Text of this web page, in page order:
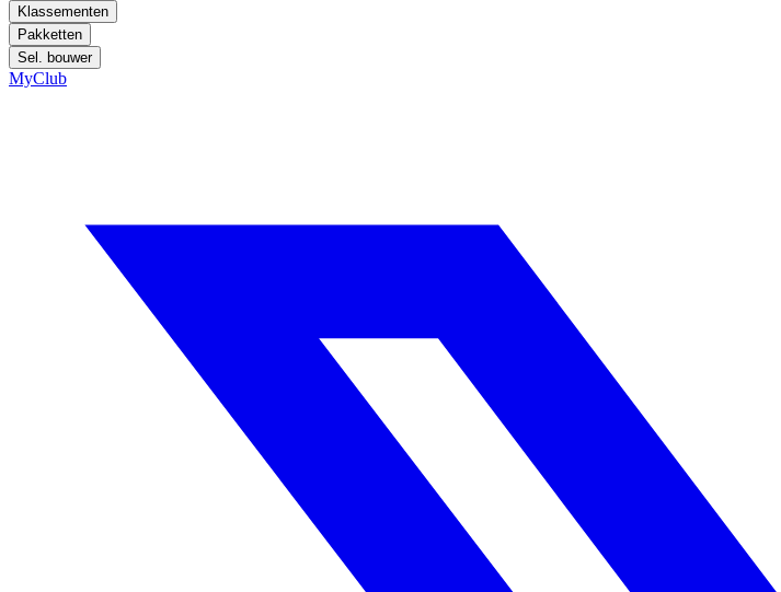
Klassementen
Pakketten
Sel. bouwer
MyClub